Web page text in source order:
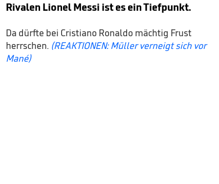
Rivalen Lionel Messi ist es ein Tiefpunkt.
Da dürfte bei Cristiano Ronaldo mächtig Frust
herrschen. (REAKTIONEN: Müller verneigt sich vor
Mané)